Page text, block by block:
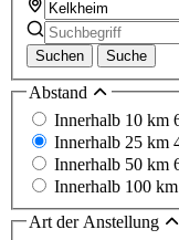
Suchen Suche
Abstand
Innerhalb 10 km
Innerhalb 25 km
Innerhalb 50 km
Innerhalb 100 km
Art der Anstellung